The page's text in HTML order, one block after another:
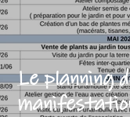
Le planning